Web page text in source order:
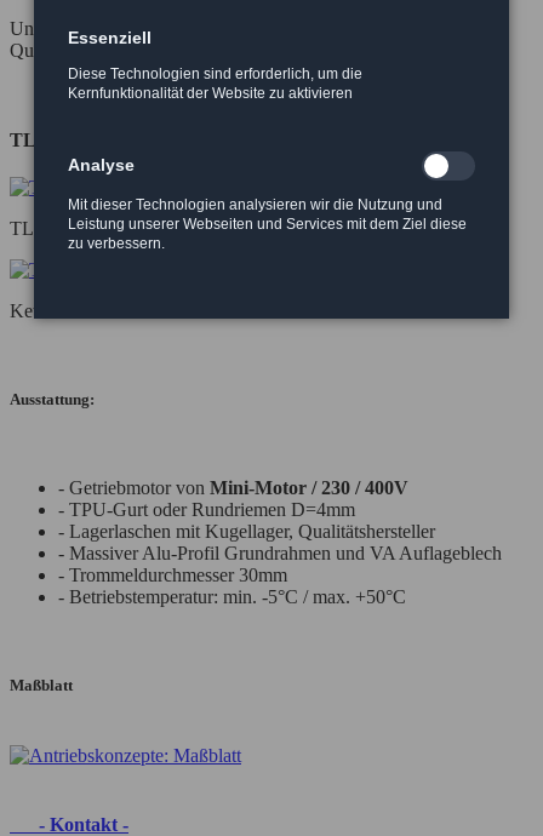
Unsere Produkte und Bauteile werden im eigenen Haus in hoher
Qualität gefertigt.
TL-19
TL19-PU-300-120-0
Kettenantrieb mit Mini-Motor 230V
Ausstattung:
- Getriebmotor von Mini-Motor / 230 / 400V
- TPU-Gurt oder Rundriemen D=4mm
- Lagerlaschen mit Kugellager, Qualitätshersteller
- Massiver Alu-Profil Grundrahmen und VA Auflageblech
- Trommeldurchmesser 30mm
- Betriebstemperatur: min. -5°C / max. +50°C
Maßblatt
- Kontakt -
Essenziell
Diese Technologien sind erforderlich, um die
Kernfunktionalität der Website zu aktivieren
Analyse
Mit dieser Technologien analysieren wir die Nutzung und
Leistung unserer Webseiten und Services mit dem Ziel diese
zu verbessern.